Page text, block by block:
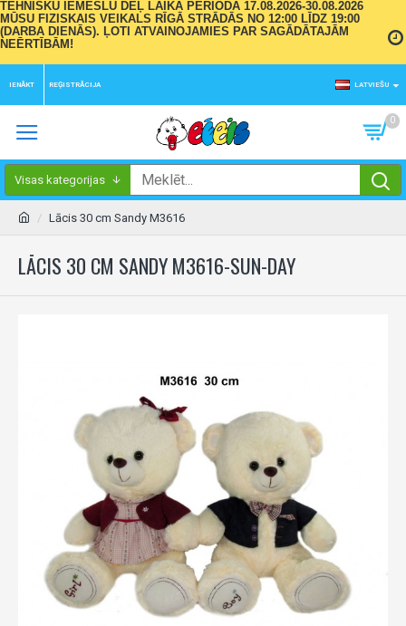
TEHNISKU IEMESLU DĒĻ LAIKA PERIODĀ 17.08.2026-30.08.2026
MŪSU FIZISKAIS VEIKALS RĪGĀ STRĀDĀS NO 12:00 LĪDZ 19:00
(DARBA DIENĀS). ĻOTI ATVAINOJAMIES PAR SAGĀDĀTAJĀM
NEĒRTĪBĀM!
IENĀKT REĢISTRĀCIJA LATVIEŠU
0
Visas kategorijas
Lācis 30 cm Sandy M3616
LĀCIS 30 CM SANDY M3616-SUN-DAY